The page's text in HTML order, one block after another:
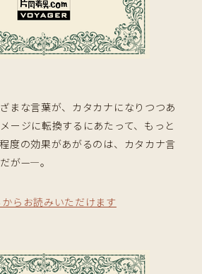
まな言葉が、カタカナになりつつあ
ージに転換するにあたって、もっと
度の効果があがるのは、カタカナ言
が—―。
からお読みいただけます